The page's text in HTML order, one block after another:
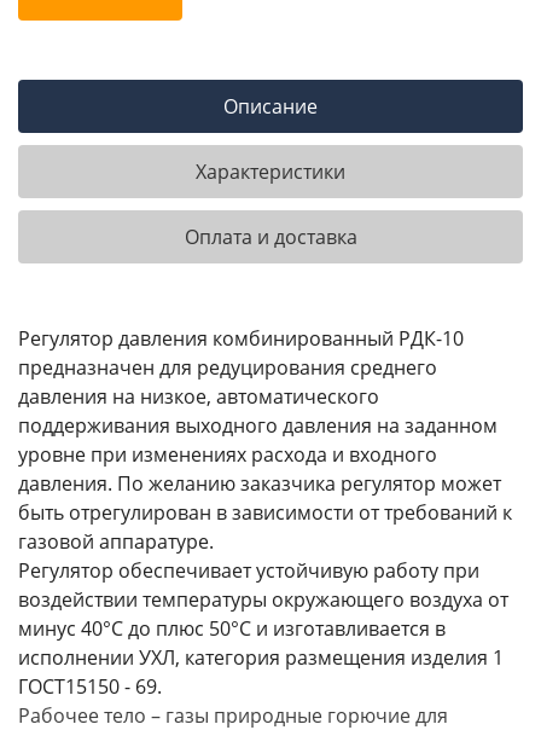
Описание
Характеристики
Оплата и доставка
Регулятор давления комбинированный РДК-10
предназначен для редуцирования среднего
давления на низкое, автоматического
поддерживания выходного давления на заданном
уровне при изменениях расхода и входного
давления. По желанию заказчика регулятор может
быть отрегулирован в зависимости от требований к
газовой аппаратуре.
Регулятор обеспечивает устойчивую работу при
воздействии температуры окружающего воздуха от
минус 40°С до плюс 50°С и изготавливается в
исполнении УХЛ, категория размещения изделия 1
ГОСТ15150 - 69.
Рабочее тело – газы природные горючие для